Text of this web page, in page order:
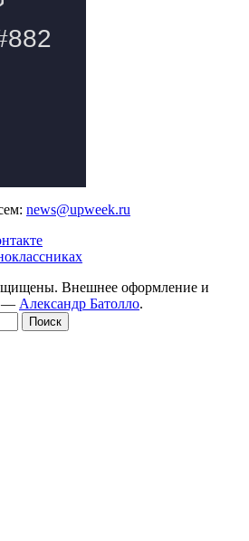
news@upweek.ru
Внешнее оформление и
— Александр Батолло.